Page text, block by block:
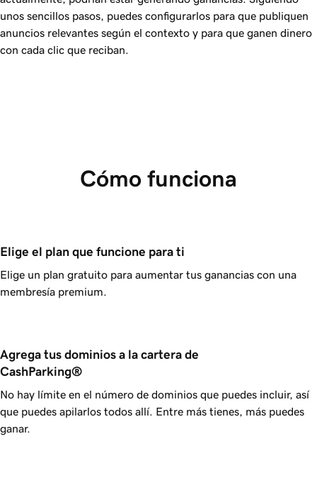
unos sencillos pasos, puedes configurarlos para que publiquen
anuncios relevantes según el contexto y para que ganen dinero
con cada clic que reciban.
Cómo funciona
Elige el plan que funcione para ti
Elige un plan gratuito para aumentar tus ganancias con una
membresía premium.
Agrega tus dominios a la cartera de
CashParking®
No hay límite en el número de dominios que puedes incluir, así
que puedes apilarlos todos allí. Entre más tienes, más puedes
ganar.